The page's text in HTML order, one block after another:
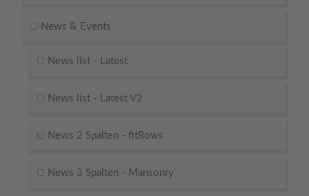
News & Events
News list - Latest
News list - Latest V2
News 2 Spalten - fitRows
News 3 Spalten - Mansonry